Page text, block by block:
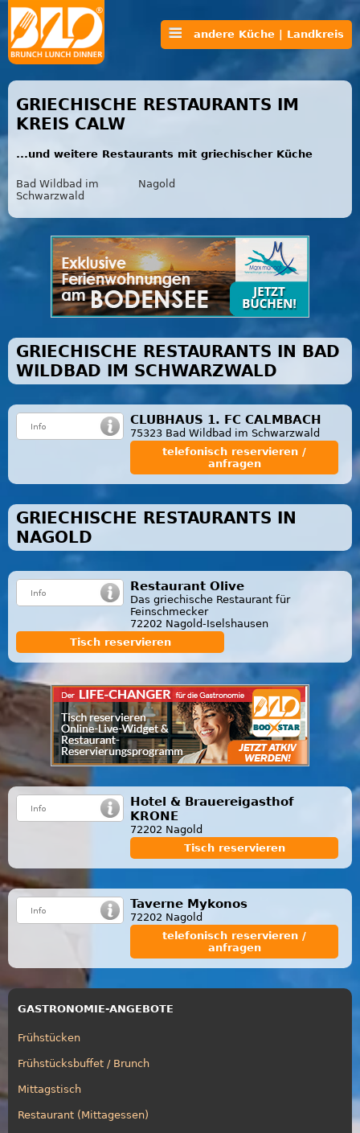
andere Küche | Landkreis
GRIECHISCHE RESTAURANTS IM
KREIS CALW
...und weitere Restaurants mit griechischer Küche
Bad Wildbad im
Schwarzwald
Nagold
GRIECHISCHE RESTAURANTS IN BAD
WILDBAD IM SCHWARZWALD
CLUBHAUS 1. FC CALMBACH
75323 Bad Wildbad im Schwarzwald
telefonisch reservieren /
anfragen
GRIECHISCHE RESTAURANTS IN
NAGOLD
Restaurant Olive
Das griechische Restaurant für
Feinschmecker
72202 Nagold-Iselshausen
Tisch reservieren
Hotel & Brauereigasthof
KRONE
72202 Nagold
Tisch reservieren
Taverne Mykonos
72202 Nagold
telefonisch reservieren /
anfragen
GASTRONOMIE-ANGEBOTE
Frühstücken
Frühstücksbuffet / Brunch
Mittagstisch
Restaurant (Mittagessen)